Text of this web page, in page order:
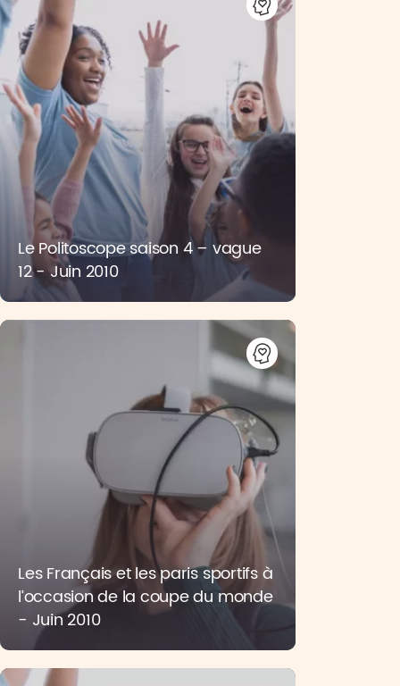
Le Politoscope saison 4 – vague
12 - Juin 2010
Les Français et les paris sportifs à
l’occasion de la coupe du monde
- Juin 2010